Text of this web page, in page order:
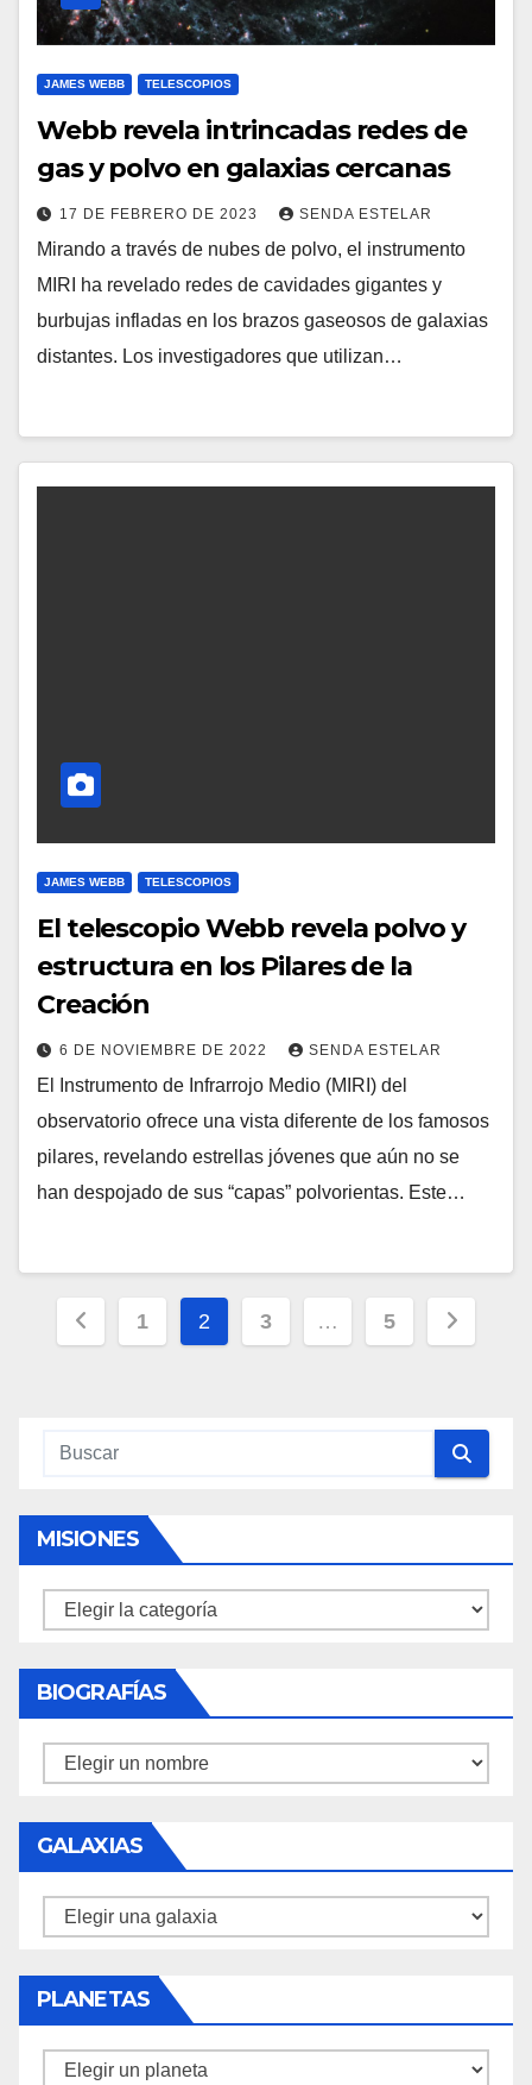
JAMES WEBB TELESCOPIOS
Webb revela intrincadas redes de
gas y polvo en galaxias cercanas
17 DE FEBRERO DE 2023 SENDA ESTELAR
Mirando a través de nubes de polvo, el instrumento
MIRI ha revelado redes de cavidades gigantes y
burbujas infladas en los brazos gaseosos de galaxias
distantes. Los investigadores que utilizan…
JAMES WEBB TELESCOPIOS
El telescopio Webb revela polvo y
estructura en los Pilares de la
Creación
6 DE NOVIEMBRE DE 2022 SENDA ESTELAR
El Instrumento de Infrarrojo Medio (MIRI) del
observatorio ofrece una vista diferente de los famosos
pilares, revelando estrellas jóvenes que aún no se
han despojado de sus “capas” polvorientas. Este…
Paginación
1 2 3 … 5
MISIONES
Misiones
BIOGRAFÍAS
Biografías
GALAXIAS
Galaxias
PLANETAS
Planetas